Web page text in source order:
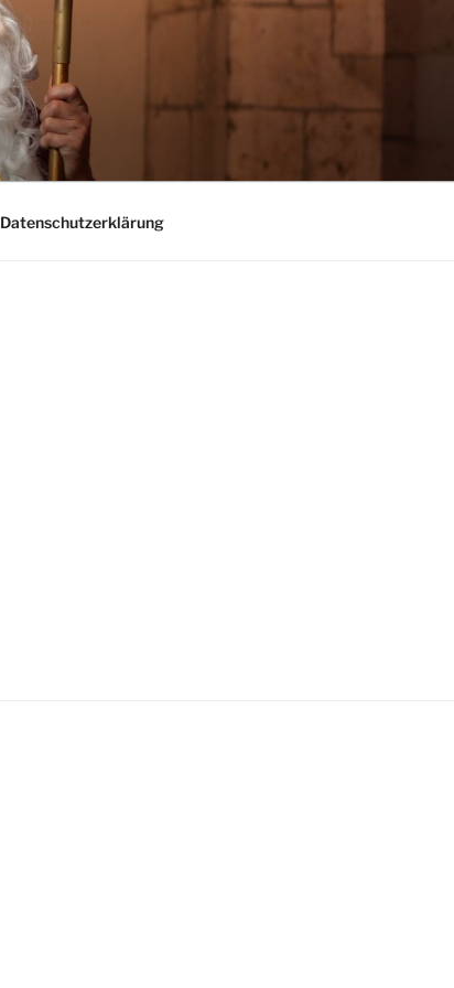
Datenschutzerklärung